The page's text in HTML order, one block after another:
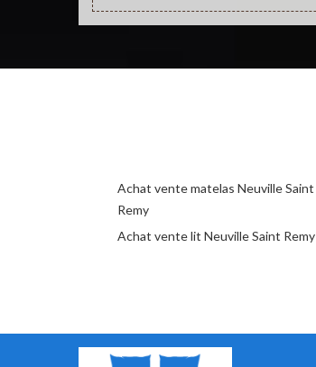
Achat vente matelas Neuville Saint
Remy
Achat vente lit Neuville Saint Remy